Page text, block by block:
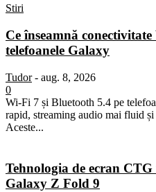
Stiri
Ce înseamnă
telefoanele Galaxy
Tudor - aug. 8, 2026
0
Wi-Fi 7 și Bluetooth 5.4 pe
rapid, streaming audio mai fluid
Aceste...
Tehnologia de ecran
Galaxy Z Fold 9